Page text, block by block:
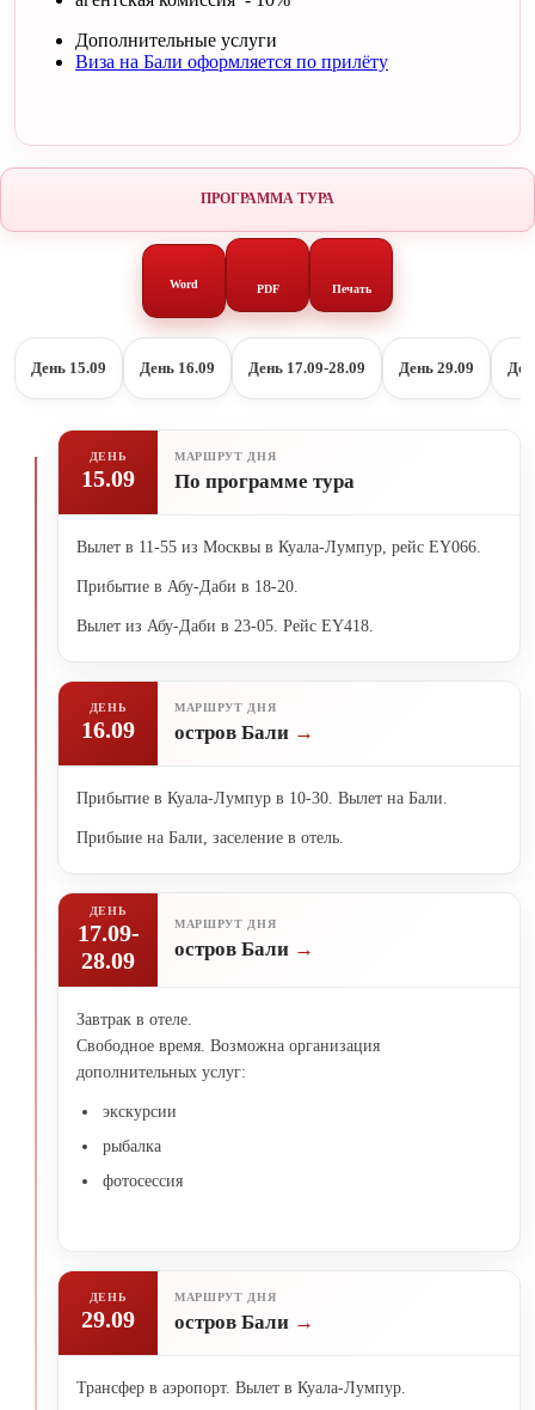
Дополнительные услуги
Виза на Бали оформляется по прилёту
ПРОГРАММА ТУРА
Word PDF Печать
День 15.09 День 16.09 День 17.09-28.09 День 29.09
ДЕНЬ
15.09
МАРШРУТ ДНЯ
По программе тура
Вылет в 11-55 из Москвы в Куала-Лумпур, рейс EY066.
Прибытие в Абу-Даби в 18-20.
Вылет из Абу-Даби в 23-05. Рейс EY418.
ДЕНЬ
16.09
МАРШРУТ ДНЯ
остров Бали
Прибытие в Куала-Лумпур в 10-30. Вылет на Бали.
Прибыие на Бали, заселение в отель.
ДЕНЬ
17.09-
28.09
МАРШРУТ ДНЯ
остров Бали
Завтрак в отеле.
Свободное время. Возможна организация
дополнительных услуг:
экскурсии
рыбалка
фотосессия
ДЕНЬ
29.09
МАРШРУТ ДНЯ
остров Бали
Трансфер в аэропорт. Вылет в Куала-Лумпур.